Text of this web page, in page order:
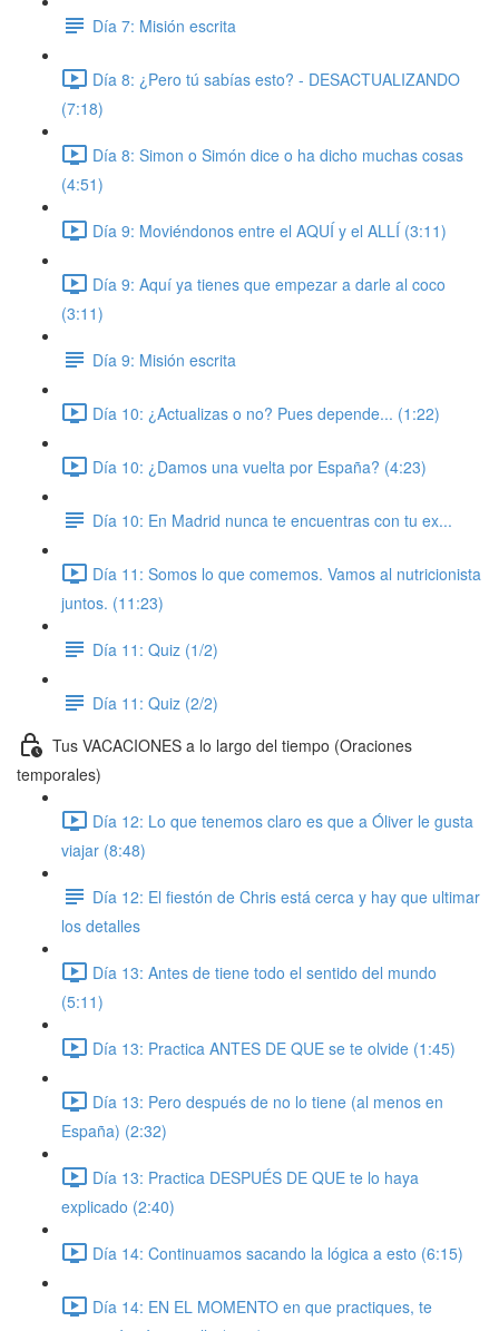
Día 7: Misión escrita
Día 8: ¿Pero tú sabías esto? - DESACTUALIZANDO
(7:18)
Día 8: Simon o Simón dice o ha dicho muchas cosas
(4:51)
Día 9: Moviéndonos entre el AQUÍ y el ALLÍ (3:11)
Día 9: Aquí ya tienes que empezar a darle al coco
(3:11)
Día 9: Misión escrita
Día 10: ¿Actualizas o no? Pues depende... (1:22)
Día 10: ¿Damos una vuelta por España? (4:23)
Día 10: En Madrid nunca te encuentras con tu ex...
Día 11: Somos lo que comemos. Vamos al nutricionista
juntos. (11:23)
Día 11: Quiz (1/2)
Día 11: Quiz (2/2)
Tus VACACIONES a lo largo del tiempo (Oraciones
temporales)
Día 12: Lo que tenemos claro es que a Óliver le gusta
viajar (8:48)
Día 12: El fiestón de Chris está cerca y hay que ultimar
los detalles
Día 13: Antes de tiene todo el sentido del mundo
(5:11)
Día 13: Practica ANTES DE QUE se te olvide (1:45)
Día 13: Pero después de no lo tiene (al menos en
España) (2:32)
Día 13: Practica DESPUÉS DE QUE te lo haya
explicado (2:40)
Día 14: Continuamos sacando la lógica a esto (6:15)
Día 14: EN EL MOMENTO en que practiques, te